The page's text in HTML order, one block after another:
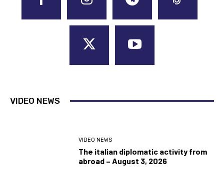
VIDEO NEWS
VIDEO NEWS
The italian diplomatic activity from
abroad – August 3, 2026